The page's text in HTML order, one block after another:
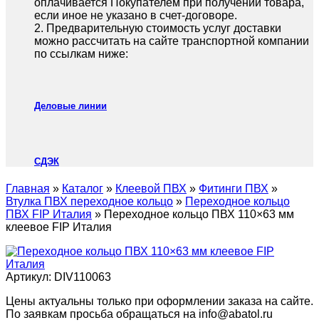
оплачивается Покупателем при получении товара,
если иное не указано в счет-договоре.
2.⁠ ⁠Предварительную стоимость услуг доставки
можно рассчитать на сайте транспортной компании
по ссылкам ниже:
Деловые линии
СДЭК
Главная » Каталог » Клеевой ПВХ » Фитинги ПВХ »
Втулка ПВХ переходное кольцо » Переходное кольцо
ПВХ FIP Италия » Переходное кольцо ПВХ 110×63 мм
клеевое FIP Италия
Артикул: DIV110063
Цены актуальны только при оформлении заказа на сайте.
По заявкам просьба обращаться на info@abatol.ru